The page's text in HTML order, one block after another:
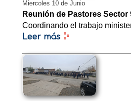
Miercoles 10 de Junio
Reunión de Pastores Sector
Coordinando el trabajo
Leer más